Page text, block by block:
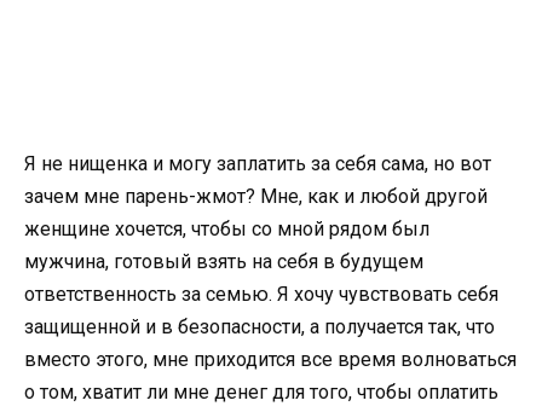
Я не нищенка и могу заплатить за себя сама, но вот
зачем мне парень-жмот? Мне, как и любой другой
женщине хочется, чтобы со мной рядом был
мужчина, готовый взять на себя в будущем
ответственность за семью. Я хочу чувствовать себя
защищенной и в безопасности, а получается так, что
вместо этого, мне приходится все время волноваться
о том, хватит ли мне денег для того, чтобы оплатить